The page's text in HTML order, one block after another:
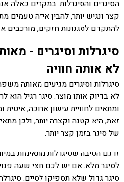
הסיגרים והסיגרלות. במקרים כאלה
קצר ונגיש יותר, להבין איזה טעמים
להתקדם לסגנונות חזקים, מורכבים או
סיגרלות וסיגרים -
לא אותה חוויה
סיגרלות וסיגרים מגיעים מאותה
לא בדיוק אותו מוצר. סיגר רגיל הוא
ומתאים לחוויית עישון ארוכה, איטית
זאת, היא קטנה וקצרה יותר, ולכן
של סיגר בזמן קצר יותר.
זו גם הסיבה שסיגרלות מתאימות
לסיגר מלא. אם יש לכם חצי שעה
סיגר גדול שלא תספיקו לסיים.